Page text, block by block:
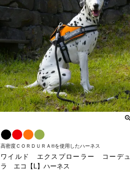
高密度ＣＯＲＤＵＲＡ®を使用したハーネス
ワイルド エクスプローラー コーデュ
ラ エコ【L】ハーネス